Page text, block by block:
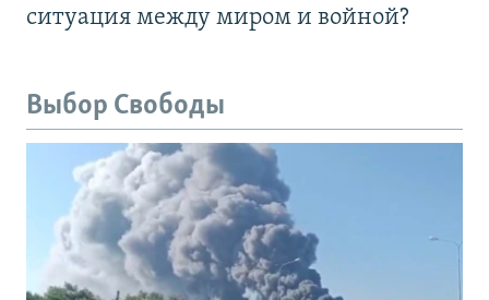
ситуация между миром и войной?
Выбор Свободы